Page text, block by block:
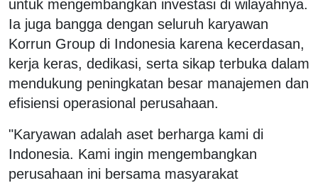
untuk mengembangkan investasi di wilayahnya.
Ia juga bangga dengan seluruh karyawan
Korrun Group di Indonesia karena kecerdasan,
kerja keras, dedikasi, serta sikap terbuka dalam
mendukung peningkatan besar manajemen dan
efisiensi operasional perusahaan.
"Karyawan adalah aset berharga kami di
Indonesia. Kami ingin mengembangkan
perusahaan ini bersama masyarakat